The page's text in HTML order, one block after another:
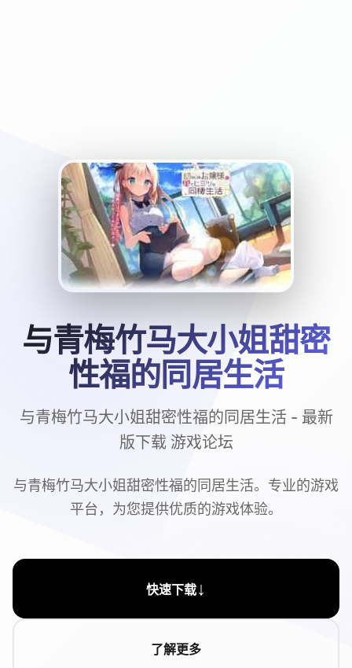
与青梅竹马大小姐甜密
性福的同居生活
与青梅竹马大小姐甜密性福的同居生活 - 最新
版下载 游戏论坛
与青梅竹马大小姐甜密性福的同居生活。专业的游戏
平台，为您提供优质的游戏体验。
快速下载↓
了解更多